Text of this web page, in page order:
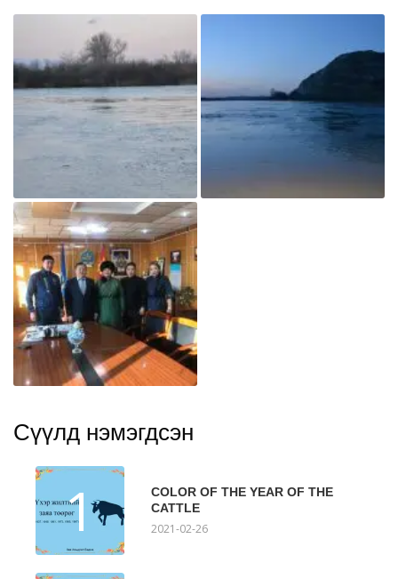
Сүүлд нэмэгдсэн
1
COLOR OF THE YEAR OF THE
CATTLE
2021-02-26